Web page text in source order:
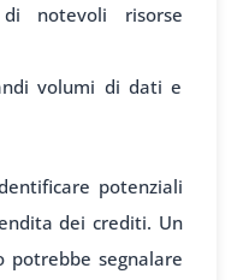
di notevoli risorse
volumi di dati e
potenziali
dei crediti. Un
potrebbe segnalare